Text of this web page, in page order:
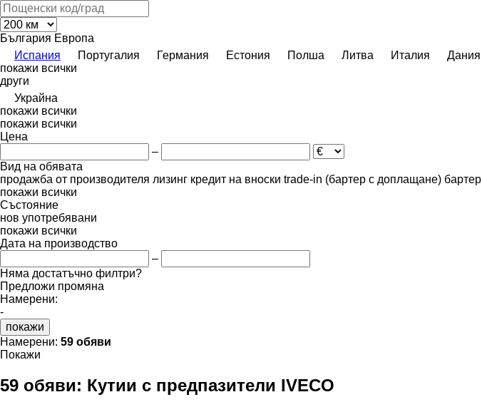
България Европа
Испания
Португалия Германия Естония Полша Литва Италия Дания
покажи всички
други
Украйна
покажи всички
покажи всички
Цена
–
Вид на обявата
продажба от производителя лизинг кредит на вноски trade-in (бартер с доплащане) бартер
покажи всички
Състояние
нов употребявани
покажи всички
Дата на производство
–
Няма достатъчно филтри?
Предложи промяна
Намерени:
-
покажи
Намерени: 59 обяви
Покажи
59 обяви: Кутии с предпазители IVECO